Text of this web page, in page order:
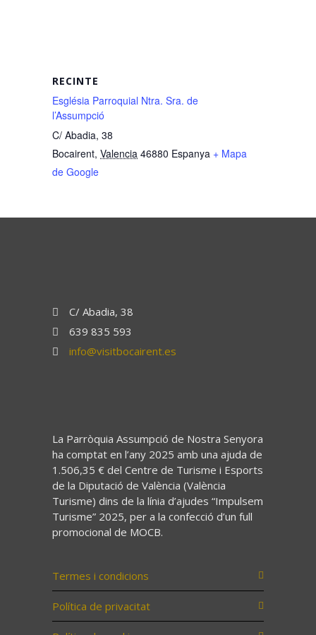
RECINTE
Església Parroquial Ntra. Sra. de
l’Assumpció
C/ Abadia, 38
Bocairent, Valencia 46880 Espanya + Mapa
de Google
C/ Abadia, 38
639 835 593
info@visitbocairent.es
La Parròquia Assumpció de Nostra Senyora
ha comptat en l’any 2025 amb una ajuda de
1.506,35 € del Centre de Turisme i Esports
de la Diputació de València (València
Turisme) dins de la línia d’ajudes “Impulsem
Turisme” 2025, per a la confecció d’un full
promocional de MOCB.
Termes i condicions
Política de privacitat